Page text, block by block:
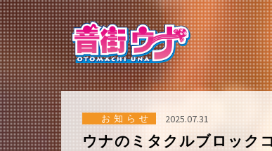
コ
ン
テ
ン
ツ
へ
ス
キ
ッ
プ
お知らせ 2025.07.31
ウナのミタクルブロック